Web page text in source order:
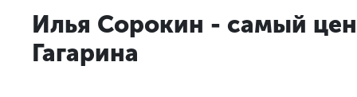
Илья Сорокин - самый
Гагарина